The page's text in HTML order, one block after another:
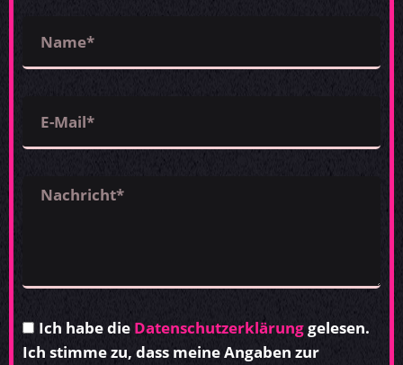
Ich habe die Datenschutzerklärunggelesen.
Ich stimme zu, dass meine Angaben zur